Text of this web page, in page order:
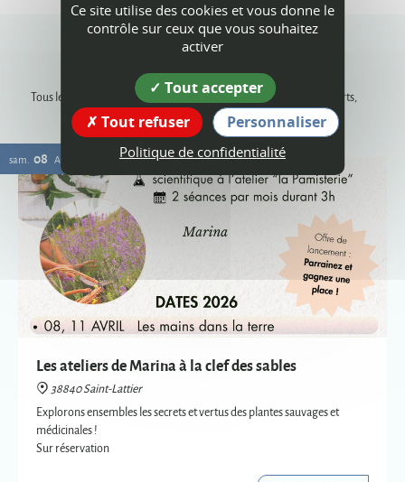
Agenda
Tous les rendez-vous, les animations dans les communes, les concerts,
événements sportifs, expositions...
sam. 08 AOÛT
Les ateliers de Marina à la clef des sables
38840 Saint-Lattier
Explorons ensembles les secrets et vertus des plantes sauvages et
médicinales !
Sur réservation
Ce site utilise des cookies et vous donne le
contrôle sur ceux que vous souhaitez
activer
Tout accepter
Tout refuser
Personnaliser
Politique de confidentialité